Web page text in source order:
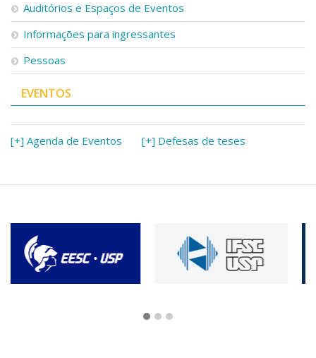
Auditórios e Espaços de Eventos
Informações para ingressantes
Pessoas
EVENTOS
[+] Agenda de Eventos [+] Defesas de teses